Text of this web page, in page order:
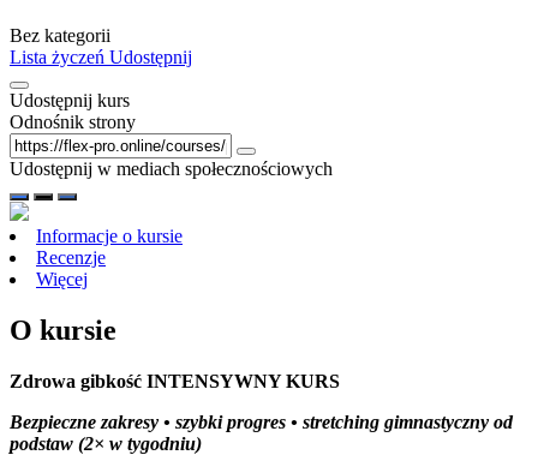
Bez kategorii
Lista życzeń Udostępnij
Udostępnij kurs
Odnośnik strony
Udostępnij w mediach społecznościowych
Informacje o kursie
Recenzje
Więcej
O kursie
Zdrowa gibkość INTENSYWNY KURS
Bezpieczne zakresy • szybki progres • stretching gimnastyczny od
podstaw (2× w tygodniu)